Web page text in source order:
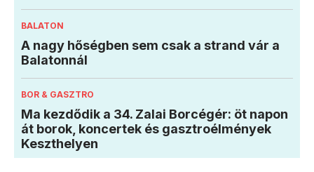
BALATON
A nagy hőségben sem csak a strand vár a
Balatonnál
BOR & GASZTRO
Ma kezdődik a 34. Zalai Borcégér: öt napon
át borok, koncertek és gasztroélmények
Keszthelyen